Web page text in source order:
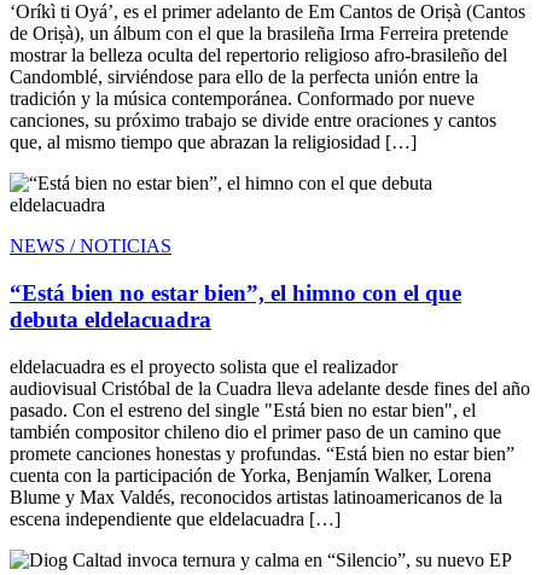
‘Oríkì ti Oyá’, es el primer adelanto de Em Cantos de Oriṣà (Cantos
de Oriṣà), un álbum con el que la brasileña Irma Ferreira pretende
mostrar la belleza oculta del repertorio religioso afro-brasileño del
Candomblé, sirviéndose para ello de la perfecta unión entre la
tradición y la música contemporánea. Conformado por nueve
canciones, su próximo trabajo se divide entre oraciones y cantos
que, al mismo tiempo que abrazan la religiosidad […]
NEWS / NOTICIAS
“Está bien no estar bien”, el himno con el que
debuta eldelacuadra
eldelacuadra es el proyecto solista que el realizador
audiovisual Cristóbal de la Cuadra lleva adelante desde fines del año
pasado. Con el estreno del single "Está bien no estar bien", el
también compositor chileno dio el primer paso de un camino que
promete canciones honestas y profundas. “Está bien no estar bien”
cuenta con la participación de Yorka, Benjamín Walker, Lorena
Blume y Max Valdés, reconocidos artistas latinoamericanos de la
escena independiente que eldelacuadra […]